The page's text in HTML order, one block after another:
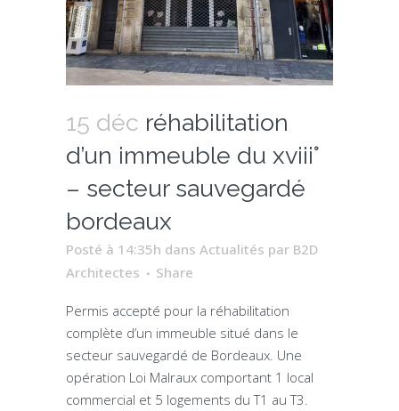
15 déc réhabilitation
d’un immeuble du xviii°
– secteur sauvegardé
bordeaux
Posté à 14:35h dans Actualités par B2D
Architectes
Share
Permis accepté pour la réhabilitation
complète d’un immeuble situé dans le
secteur sauvegardé de Bordeaux. Une
opération Loi Malraux comportant 1 local
commercial et 5 logements du T1 au T3.